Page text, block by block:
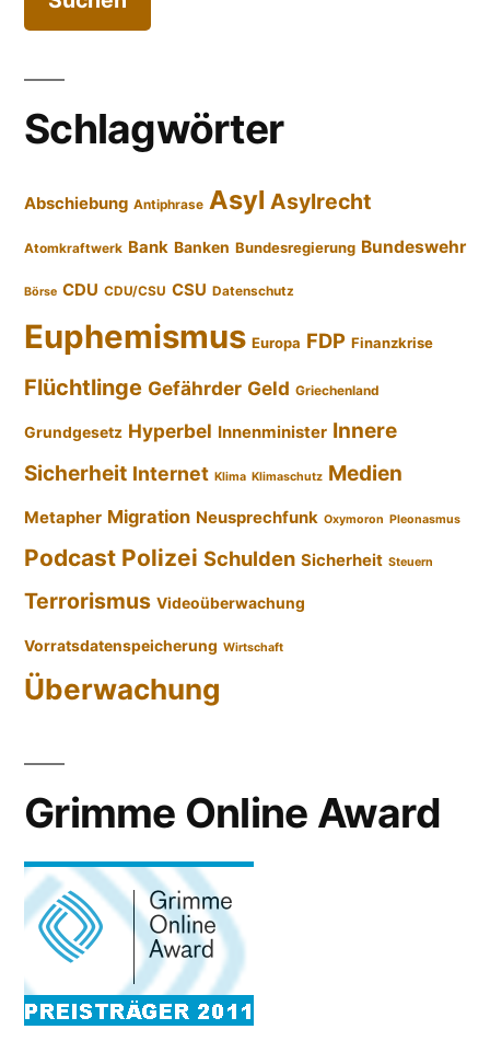
Schlagwörter
Abschiebung Antiphrase Asyl Asylrecht
Atomkraftwerk Bank Banken Bundesregierung Bundeswehr
Börse CDU CDU/CSU CSU Datenschutz
Euphemismus Europa FDP Finanzkrise
Flüchtlinge Gefährder Geld Griechenland
Grundgesetz Hyperbel Innenminister Innere
Sicherheit Internet Klima Klimaschutz Medien
Metapher Migration Neusprechfunk Oxymoron Pleonasmus
Podcast Polizei Schulden Sicherheit Steuern
Terrorismus Videoüberwachung
Vorratsdatenspeicherung Wirtschaft
Überwachung
Grimme Online Award